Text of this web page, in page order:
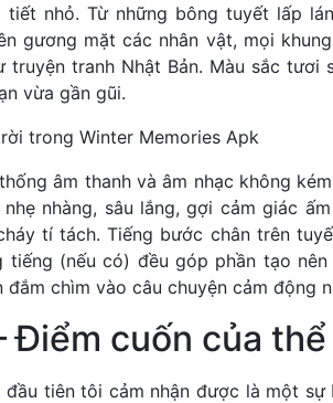
nhỏ. Từ những bông tuyết lấp
gương mặt các nhân vật, mọi
tranh Nhật Bản. Màu sắc tươi
vừa gần gũi.
trong Winter Memories Apk
âm thanh và âm nhạc không
nhàng, sâu lắng, gợi cảm giác
tí tách. Tiếng bước chân trên
(nếu có) đều góp phần tạo
chìm vào câu chuyện cảm động
Điểm cuốn của thể
tiên tôi cảm nhận được là một sự